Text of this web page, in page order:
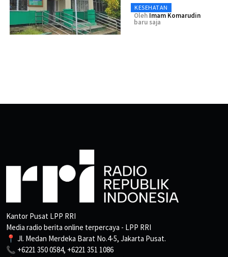
KESEHATAN
Oleh Imam Komarudin
baru saja
Kantor Pusat LPP RRI
Media radio berita online terpercaya - LPP RRI
📍 Jl. Medan Merdeka Barat No.4-5, Jakarta Pusat.
📞 +6221 350 0584, +6221 351 1086